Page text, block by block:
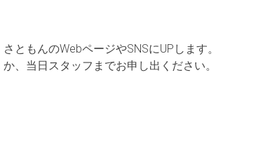
ともんのWebページやSNSにUPします。
、当日スタッフまでお申し出ください。